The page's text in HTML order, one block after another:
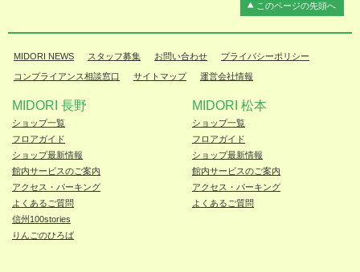
このページの先頭へ
MIDORI NEWS スタッフ募集 お問い合わせ プライバシーポリシー
コンプライアンス相談窓口 サイトマップ 運営会社情報
MIDORI 長野
ショップ一覧
フロアガイド
ショップ最新情報
館内サービスのご案内
アクセス・パーキング
よくあるご質問
信州100stories
りんごのひろば
MIDORI 松本
ショップ一覧
フロアガイド
ショップ最新情報
館内サービスのご案内
アクセス・パーキング
よくあるご質問